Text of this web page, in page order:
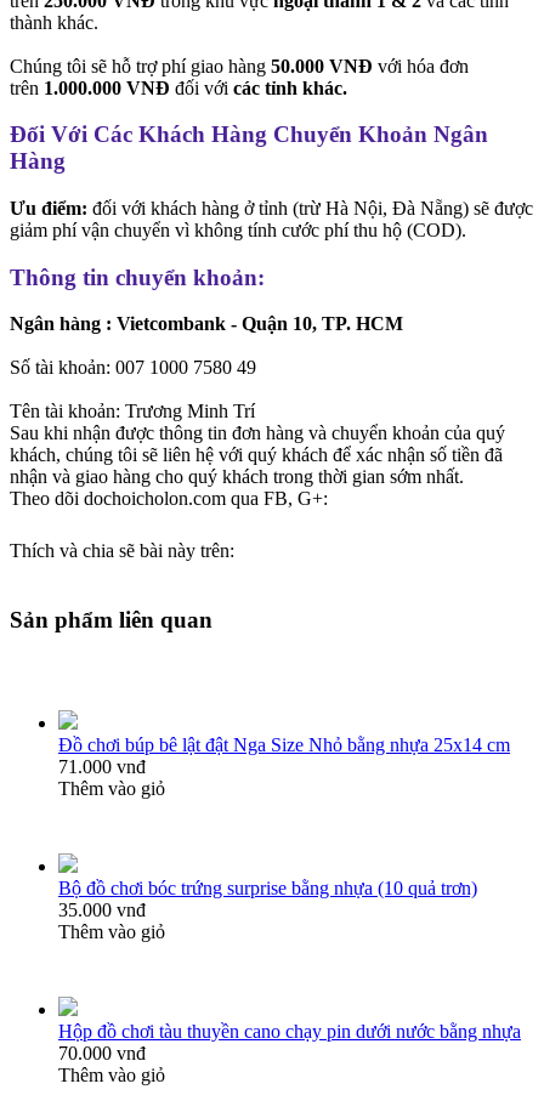
thành khác.
Chúng tôi sẽ hỗ trợ phí giao hàng 50.000 VNĐ với hóa đơn
trên 1.000.000 VNĐ đối với các tỉnh khác.
Đối Với Các Khách Hàng Chuyển Khoản Ngân
Hàng
Ưu điểm: đối với khách hàng ở tỉnh (trừ Hà Nội, Đà Nẵng) sẽ được
giảm phí vận chuyển vì không tính cước phí thu hộ (COD).
Thông tin chuyển khoản:
Ngân hàng : Vietcombank - Quận 10, TP. HCM
Số tài khoản: 007 1000 7580 49
Tên tài khoản: Trương Minh Trí
Sau khi nhận được thông tin đơn hàng và chuyển khoản của quý
khách, chúng tôi sẽ liên hệ với quý khách để xác nhận số tiền đã
nhận và giao hàng cho quý khách trong thời gian sớm nhất.
Theo dõi dochoicholon.com qua FB, G+:
Thích và chia sẽ bài này trên:
Sản phẩm liên quan
Đồ chơi búp bê lật đật Nga Size Nhỏ bằng nhựa 25x14 cm
71.000 vnđ
Thêm vào giỏ
Bộ đồ chơi bóc trứng surprise bằng nhựa (10 quả trơn)
35.000 vnđ
Thêm vào giỏ
Hộp đồ chơi tàu thuyền cano chạy pin dưới nước bằng nhựa
70.000 vnđ
Thêm vào giỏ